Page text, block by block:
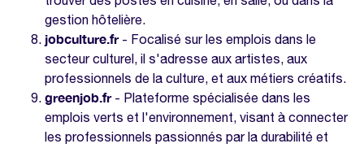
gestion hôtelière.
jobculture.fr- Focalisé sur les emplois dans le
secteur culturel, il s'adresse aux artistes, aux
professionnels de la culture, et aux métiers créatifs.
greenjob.fr- Plateforme spécialisée dans les
emplois verts et l'environnement, visant à connecter
les professionnels passionnés par la durabilité et